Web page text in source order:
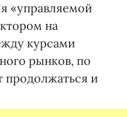
«управляемой
на
курсами
рынков, по
продолжаться и